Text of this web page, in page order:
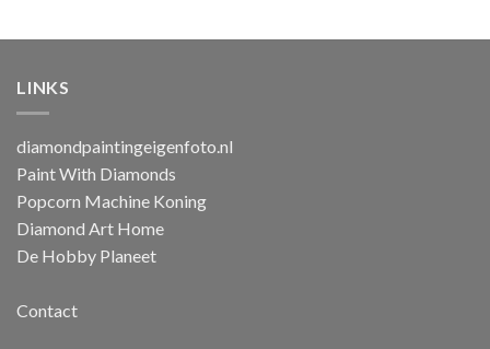
LINKS
diamondpaintingeigenfoto.nl
Paint With Diamonds
Popcorn Machine Koning
Diamond Art Home
De Hobby Planeet
Contact